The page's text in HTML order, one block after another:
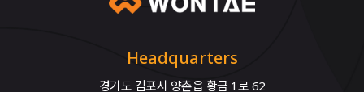
Headquarters
경기도 김포시 양촌읍 황금 1로 62